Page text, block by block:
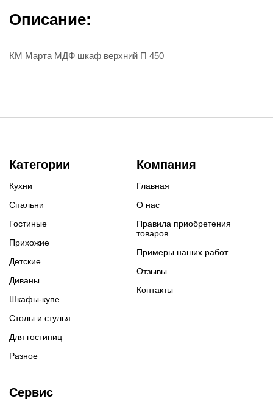
Описание:
КМ Марта МДФ шкаф верхний П 450
Категории
Кухни
Спальни
Гостиные
Прихожие
Детские
Диваны
Шкафы-купе
Столы и стулья
Для гостиниц
Разное
Компания
Главная
О нас
Правила приобретения
товаров
Примеры наших работ
Отзывы
Контакты
Сервис